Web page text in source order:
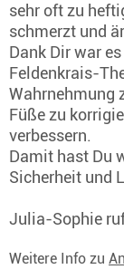
sehr oft zu
schmerzt und
Dank Dir war
Feldenkrais-
Wahrnehmung
Füße zu
verbessern.
Damit hast Du
Sicherheit und
Julia-Sophie
Weitere Info zu